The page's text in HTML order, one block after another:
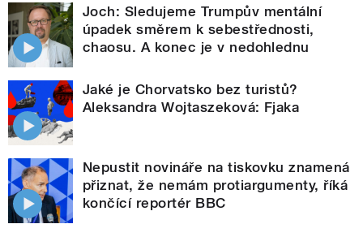
Joch: Sledujeme Trumpův mentální
úpadek směrem k sebestřednosti,
chaosu. A konec je v nedohlednu
Jaké je Chorvatsko bez turistů?
Aleksandra Wojtaszeková: Fjaka
Nepustit novináře na tiskovku znamená
přiznat, že nemám protiargumenty, říká
končící reportér BBC